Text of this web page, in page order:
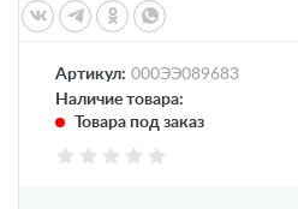
Артикул: 000ЭЭ089683
Наличие товара:
Товара под заказ